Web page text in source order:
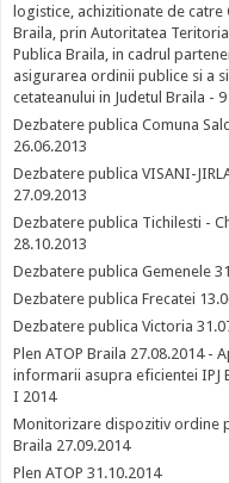
logistice, achizitionate de catre
Braila, prin Autoritatea
Publica Braila, in cadrul
asigurarea ordinii publice si a
cetateanului in Judetul Braila -
Dezbatere publica Comuna
26.06.2013
Dezbatere publica VISANI-
27.09.2013
Dezbatere publica Tichilesti -
28.10.2013
Dezbatere publica Gemenele
Dezbatere publica Frecatei
Dezbatere publica Victoria
Plen ATOP Braila 27.08.2014 -
informarii asupra eficientei IPJ
I 2014
Monitorizare dispozitiv ordine
Braila 27.09.2014
Plen ATOP 31.10.2014